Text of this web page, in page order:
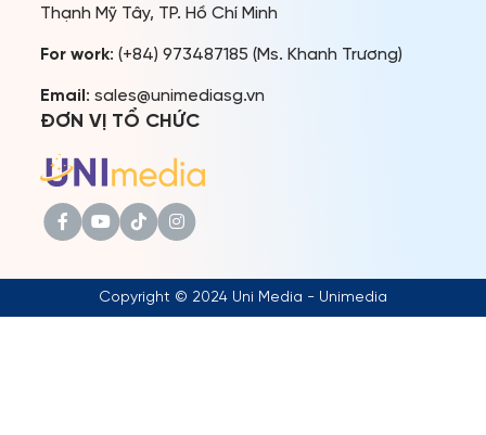
ĐỐI TÁC
FAQ
Thạnh Mỹ Tây, TP. Hồ Chí Minh
For work: (+84) 973487185 (Ms. Khanh Trương)
Email : sales@unimediasg.vn
ĐƠN VỊ TỔ CHỨC
Copyright © 2024 Uni Media - Unimedia